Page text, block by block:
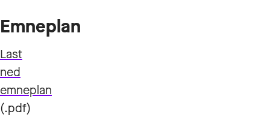
Emneplan
Last
ned
emneplan
(.pdf)